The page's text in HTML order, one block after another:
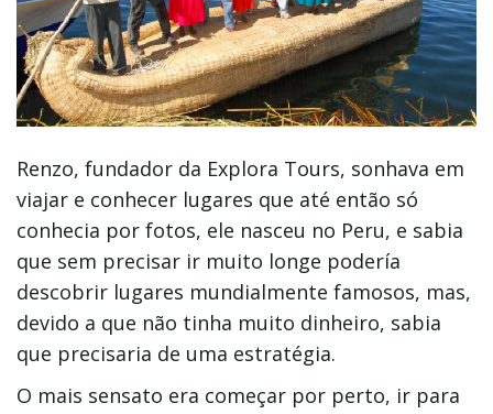
Renzo, fundador da Explora Tours, sonhava em
viajar e conhecer lugares que até então só
conhecia por fotos, ele nasceu no Peru, e sabia
que sem precisar ir muito longe podería
descobrir lugares mundialmente famosos, mas,
devido a que não tinha muito dinheiro, sabia
que precisaria de uma estratégia.
O mais sensato era começar por perto, ir para